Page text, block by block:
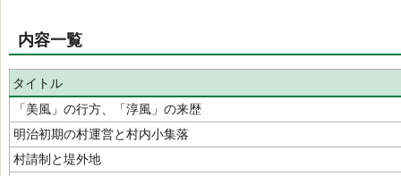
内容一覧
タイトル
「美風」の行方、「淳風」の来歴
明治初期の村運営と村内小集落
村請制と堤外地